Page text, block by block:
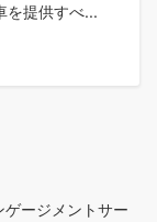
を提供すべ...
ゲージメントサー